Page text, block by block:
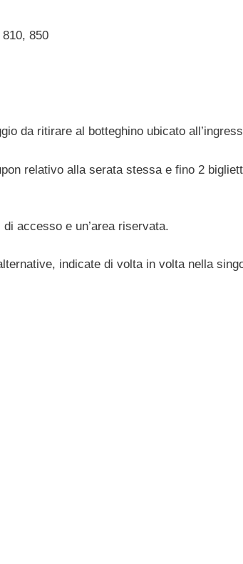
850
da ritirare al botteghino ubicato
relativo alla serata stessa e fino 2
accesso e un’area riservata.
indicate di volta in volta nella